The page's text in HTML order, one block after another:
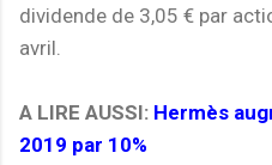
dividende de 3,05 € par
avril.
A LIRE AUSSI: Hermès
2019 par 10%